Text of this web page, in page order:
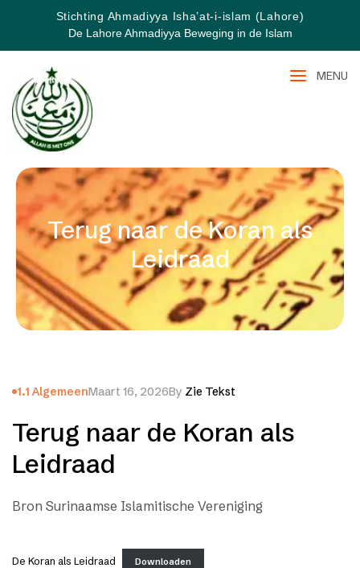
Stichting Ahmadiyya Isha’at-i-islam (Lahore)
De Lahore Ahmadiyya Beweging in de Islam
MENU
Terug naar de Koran als
Leidraad
1.1 AlgemeenMaart 16, 2026By Zie Tekst
Terug naar de Koran als
Leidraad
Bron Surinaamse Islamitische Vereniging
De Koran als Leidraad Downloaden